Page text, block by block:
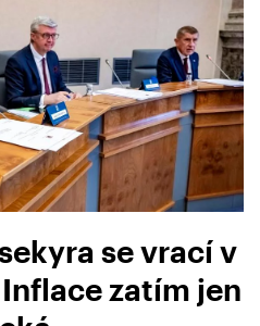
se vrací v
zatím jen